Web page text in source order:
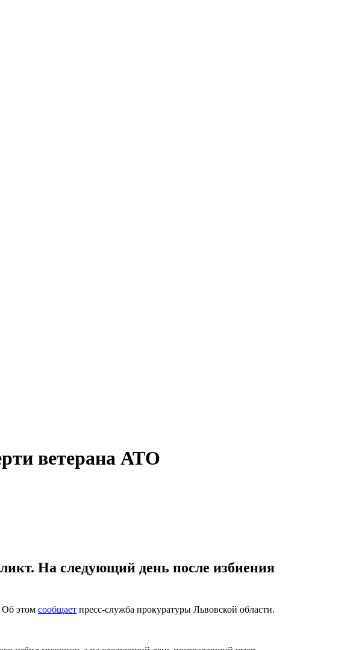
ветерана АТО
На следующий день после избиения
Об этом сообщает пресс-служба прокуратуры Львовской области.